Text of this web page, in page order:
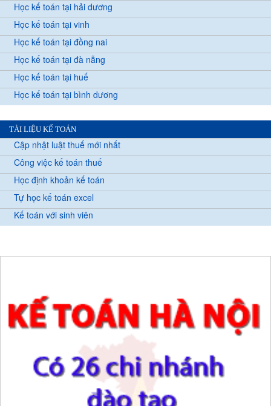
Học kế toán tại hải dương
Học kế toán tại vinh
Học kế toán tại đồng nai
Học kế toán tại đà nẵng
Học kế toán tại huế
Học kế toán tại bình dương
TÀI LIỆU KẾ TOÁN
Cập nhật luật thuế mới nhất
Công việc kế toán thuế
Học định khoản kế toán
Tự học kế toán excel
Kế toán với sinh viên